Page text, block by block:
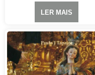
LER MAIS